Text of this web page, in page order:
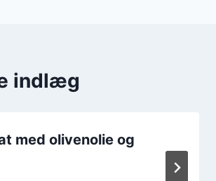
indlæg
med olivenolie og